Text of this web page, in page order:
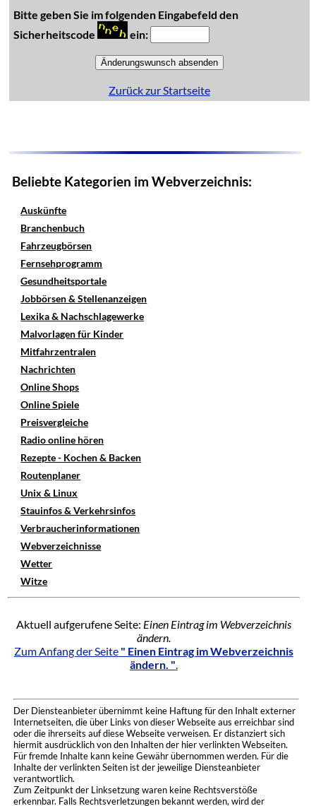
Bitte geben Sie im folgenden Eingabefeld den
Sicherheitscode
ein:
Zurück zur Startseite
Beliebte Kategorien im Webverzeichnis:
Auskünfte
Branchenbuch
Fahrzeugbörsen
Fernsehprogramm
Gesundheitsportale
Jobbörsen & Stellenanzeigen
Lexika & Nachschlagewerke
Malvorlagen für Kinder
Mitfahrzentralen
Nachrichten
Online Shops
Online Spiele
Preisvergleiche
Radio online hören
Rezepte - Kochen & Backen
Routenplaner
Unix & Linux
Stauinfos & Verkehrsinfos
Verbraucherinformationen
Webverzeichnisse
Wetter
Witze
Aktuell aufgerufene Seite: Einen Eintrag im Webverzeichnis
ändern.
Zum Anfang der Seite " Einen Eintrag im Webverzeichnis
ändern. ".
Der Diensteanbieter übernimmt keine Haftung für den Inhalt externer
Internetseiten, die über Links von dieser Webseite aus erreichbar sind
oder die ihrerseits auf diese Webseite verweisen. Er distanziert sich
hiermit ausdrücklich von den Inhalten der hier verlinkten Webseiten.
Für fremde Inhalte kann keine Gewähr übernommen werden. Für die
Inhalte der verlinkten Seiten ist der jeweilige Diensteanbieter
verantwortlich.
Zum Zeitpunkt der Linksetzung waren keine Rechtsverstöße
erkennbar. Falls Rechtsverletzungen bekannt werden, wird der